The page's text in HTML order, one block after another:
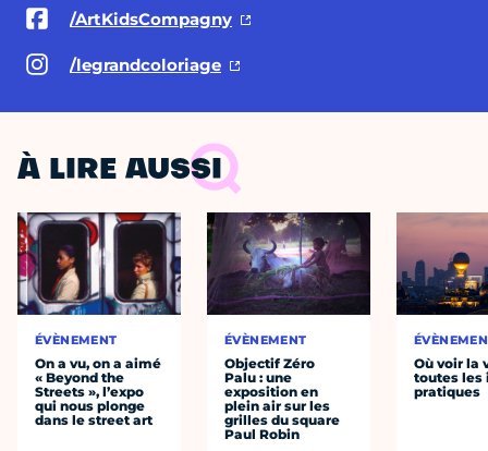
/ArtKidsCompagny
/legrandcoloriage
À LIRE AUSSI
ÉVÈNEMENT
On a vu, on a aimé
« Beyond the
Streets », l’expo
qui nous plonge
dans le street art
ÉVÈNEMENT
Objectif Zéro
Palu : une
exposition en
plein air sur les
grilles du square
Paul Robin
Où voir la
toutes les
pratiques